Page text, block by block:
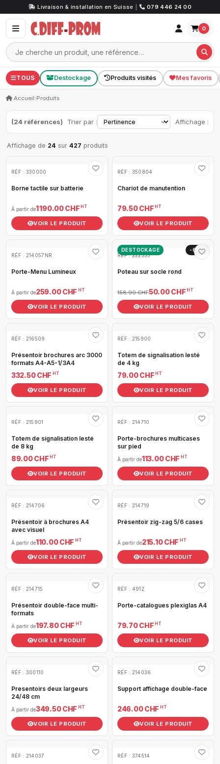
Livraison & installation en Suisse 079 446 24 00
0
TOUS Destockage Produits visités Mes favoris
Accueil›Produits
(24 références) Trier par : Affichage :
Affichage de 24 sur 427 produits
RÉF : 330000
Borne tactile sur batterie
À partir de1 190.00 CHF HT
VOIR LE PRODUIT
RÉF : 350804
Chariot de manutention
79.50 CHF HT
VOIR LE PRODUIT
RÉF : 214057NR
Porte-Menu Lumineux
À partir de259.00 CHF HT
VOIR LE PRODUIT
DESTOCKAGE
-69%
RÉF : 222333
Poteau sur socle rond
158.90 CHF50.00 CHF HT
VOIR LE PRODUIT
RÉF : 216509
Présentoir brochures arc 3000
formats A4-A5-1/3A4
332.50 CHF HT
VOIR LE PRODUIT
RÉF : 215900
Totem de signalisation lesté
de 4 kg
79.00 CHF HT
VOIR LE PRODUIT
RÉF : 215901
Totem de signalisation lesté
de 8 kg
89.00 CHF HT
VOIR LE PRODUIT
RÉF : 214710
Porte-brochures multicases
sur pied
À partir de113.00 CHF HT
VOIR LE PRODUIT
RÉF : 214706
Présentoir à brochures A4
avec visuel
À partir de110.00 CHF HT
VOIR LE PRODUIT
RÉF : 214719
Présentoir zig-zag 5/6 cases
À partir de215.10 CHF HT
VOIR LE PRODUIT
RÉF : 214715
Présentoir double-face multi-
formats
À partir de197.80 CHF HT
VOIR LE PRODUIT
RÉF : 4912
Porte-catalogues plexiglas A4
79.70 CHF HT
VOIR LE PRODUIT
RÉF : 300110
Presentoirs deux largeurs
24/48 cm
À partir de349.50 CHF HT
VOIR LE PRODUIT
RÉF : 214036
Support affichage double-face
246.00 CHF HT
VOIR LE PRODUIT
RÉF : 214037 RÉF : 374514